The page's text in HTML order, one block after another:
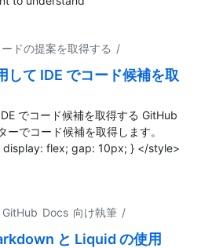
ドの提案を取得する /
て IDE でコード候補を取
でコード候補を取得する GitHub
でコード候補を取得します。
flex; gap: 10px; } </style>
Docs 向け執筆 /
と Liquid の使用